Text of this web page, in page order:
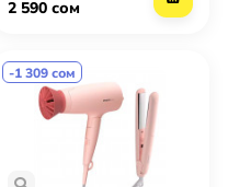
2 590 сом
-1 309 сом